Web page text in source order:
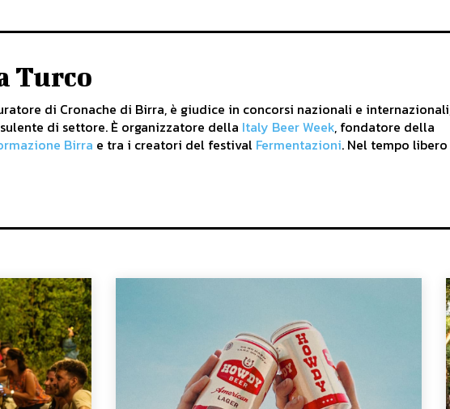
Turco
di Cronache di Birra, è giudice in concorsi nazionali e
di settore. È organizzatore della Italy Beer Week, fondatore della
Birra e tra i creatori del festival Fermentazioni. Nel tempo libero